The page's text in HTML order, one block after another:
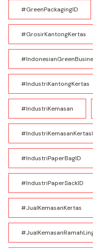
#GreenPackagingID
#GrosirKantongKertas
#IndustriKantongKertas
#IndustriKemasan
#IndustriPaperBagID
#IndustriPaperSackID
#JualKemasanKertas